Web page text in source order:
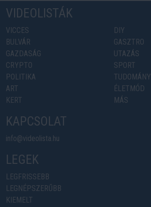
VIDEOLISTÁK
VICCES
BULVÁR
GAZDASÁG
CRYPTO
POLITIKA
ART
KERT
DIY
GASZTRO
UTAZÁS
SPORT
TUDOMÁNY
ÉLETMÓD
MÁS
KAPCSOLAT
info@videolista.hu
LEGEK
LEGFRISSEBB
LEGNÉPSZERŰBB
KIEMELT